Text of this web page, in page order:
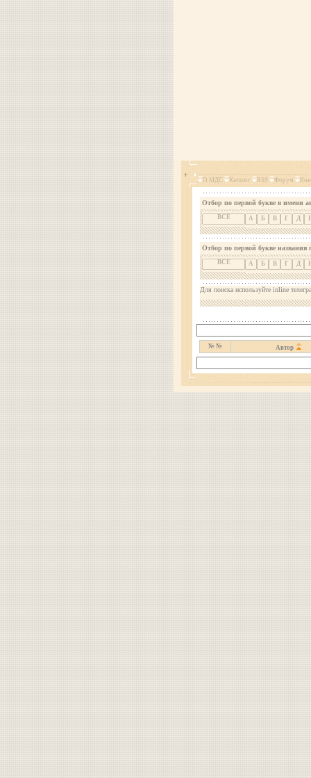
О МДС Каталог RSS Форум
Отбор по первой букве в имени
ВСЕ А Б В Г Д
Отбор по первой букве названия
ВСЕ А Б В Г Д
Для поиска используйте inline
№ № Автор